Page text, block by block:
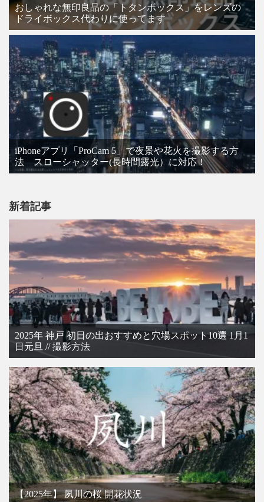
おしゃれな無印良品の「トタンボックス」をレンズの
ドライボックス代わりに使ってます
iPhoneアプリ「ProCam 5」で夜景や花火を撮影する方
法 スローシャッター(長時間露光）に対応！
新着記事
2025年 神戸 初日の出おすすめと穴場スポット10選 1月1
日元旦 // 撮影方法
【2025年】 夙川の桜 開花状況